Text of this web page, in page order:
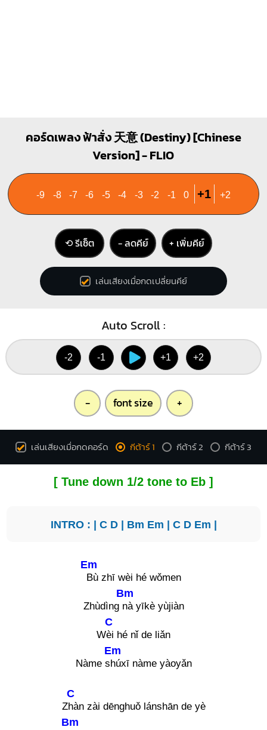
คอร์ดเพลง ฟ้าสั่ง 天意 (Destiny) [Chinese
Version] - FLIO
-9 -8 -7 -6 -5 -4 -3 -2 -1 0 +1 +2
⟲ รีเซ็ต − ลดคีย์ + เพิ่มคีย์
เล่นเสียงเมื่อกดเปลี่ยนคีย์
Auto Scroll :
-2 -1 +1 +2
- font size +
เล่นเสียงเมื่อกดคอร์ด กีต้าร์ 1 กีต้าร์ 2 กีต้าร์ 3
[ Tune down 1/2 tone to Eb ]
INTRO : | C D| Bm Em | C D Em |
Em
Bù zhī wèi hé wǒmen
Zhùdìng
Bm
nà yīkè yùjiàn
W
C
èi hé nǐ de liǎn
Nàme s
Em
húxī nàme yàoyǎn
Z
C
hàn zài dēnghuǒ lánshān de yè
Bm